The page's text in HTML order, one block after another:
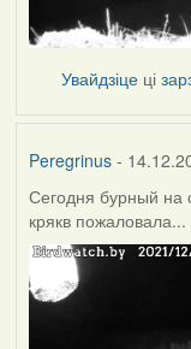
Увайдзіце ці
Peregrinus-
Сегодня бурный на
крякв пожаловала...